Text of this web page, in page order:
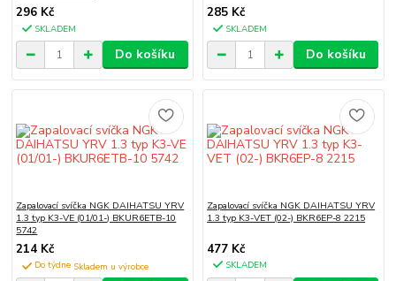
296 Kč
SKLADEM
Do košíku
285 Kč
SKLADEM
Do košíku
Zapalovací svíčka NGK DAIHATSU YRV
1.3 typ K3-VE (01/01-) BKUR6ETB-10
5742
214 Kč
Do týdne
Zapalovací svíčka NGK DAIHATSU YRV
1.3 typ K3-VET (02-) BKR6EP-8 2215
477 Kč
SKLADEM